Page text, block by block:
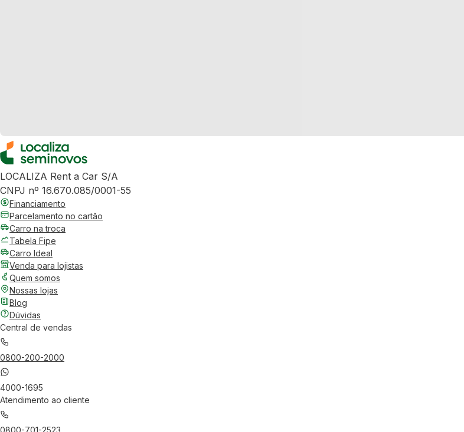
LOCALIZA Rent a Car S/A
CNPJ nº 16.670.085/0001-55
Financiamento
Parcelamento no cartão
Carro na troca
Tabela Fipe
Carro Ideal
Venda para lojistas
Quem somos
Nossas lojas
Blog
Dúvidas
Central de vendas
0800-200-2000
4000-1695
Atendimento ao cliente
0800-701-2523